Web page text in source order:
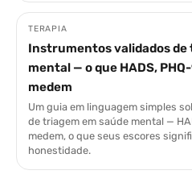
TERAPIA
Instrumentos validados de
mental — o que HADS,
medem
Um guia em linguagem simples
de triagem em saúde mental —
medem, o que seus escores
honestidade.